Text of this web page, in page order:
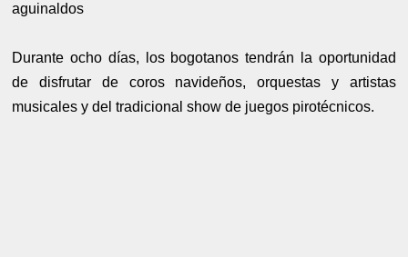
aguinaldos
Durante ocho días, los bogotanos tendrán la oportunidad
de disfrutar de coros navideños, orquestas y artistas
musicales y del tradicional show de juegos pirotécnicos.